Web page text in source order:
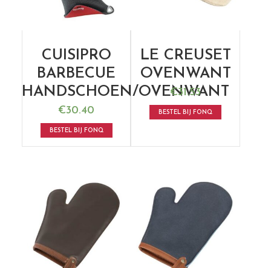
CUISIPRO
BARBECUE
HANDSCHOEN/OVENWANT
€30.40
BESTEL BIJ FONQ
LE CREUSET
OVENWANT
€31.53
BESTEL BIJ FONQ